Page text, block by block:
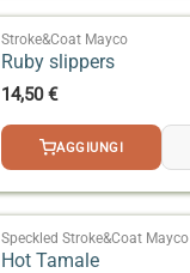
Stroke&Coat Mayco
Ruby slippers
14,50€
AGGIUNGI
Speckled Stroke&Coat Mayco
Hot Tamale